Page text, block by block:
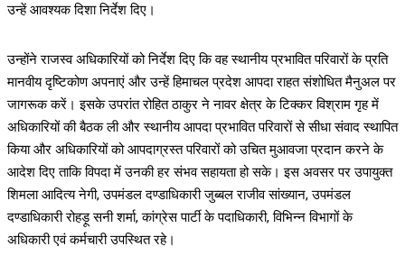
उन्हें आवश्यक दिशा निर्देश दिए।
उन्होंने राजस्व अधिकारियों को निर्देश दिए कि वह स्थानीय प्रभावित परिवारों के प्रति
मानवीय दृष्टिकोण अपनाएं और उन्हें हिमाचल प्रदेश आपदा राहत संशोधित मैनुअल पर
जागरूक करें। इसके उपरांत रोहित ठाकुर ने नावर क्षेत्र के टिक्कर विश्राम गृह में
अधिकारियों की बैठक ली और स्थानीय आपदा प्रभावित परिवारों से सीधा संवाद स्थापित
किया और अधिकारियों को आपदाग्रस्त परिवारों को उचित मुआवजा प्रदान करने के
आदेश दिए ताकि विपदा में उनकी हर संभव सहायता हो सके। इस अवसर पर उपायुक्त
शिमला आदित्य नेगी, उपमंडल दण्डाधिकारी जुब्बल राजीव सांख्यान, उपमंडल
दण्डाधिकारी रोहड़ू सनी शर्मा, कांग्रेस पार्टी के पदाधिकारी, विभिन्न विभागों के
अधिकारी एवं कर्मचारी उपस्थित रहे।